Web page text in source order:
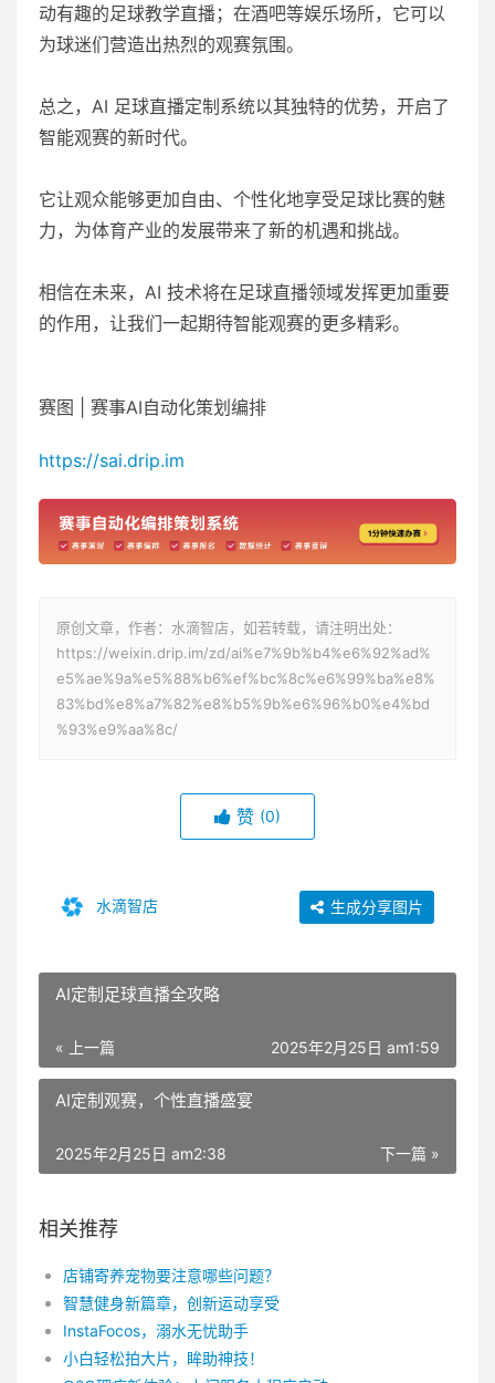
动有趣的足球教学直播；在酒吧等娱乐场所，它可以
为球迷们营造出热烈的观赛氛围。
总之，AI 足球直播定制系统以其独特的优势，开启了
智能观赛的新时代。
它让观众能够更加自由、个性化地享受足球比赛的魅
力，为体育产业的发展带来了新的机遇和挑战。
相信在未来，AI 技术将在足球直播领域发挥更加重要
的作用，让我们一起期待智能观赛的更多精彩。
赛图 | 赛事AI自动化策划编排
https://sai.drip.im
原创文章，作者：水滴智店，如若转载，请注明出处：
https://weixin.drip.im/zd/ai%e7%9b%b4%e6%92%ad%
e5%ae%9a%e5%88%b6%ef%bc%8c%e6%99%ba%e8%
83%bd%e8%a7%82%e8%b5%9b%e6%96%b0%e4%bd
%93%e9%aa%8c/
赞 (0)
水滴智店 生成分享图片
AI定制足球直播全攻略
« 上一篇 2025年2月25日 am1:59
AI定制观赛，个性直播盛宴
下一篇 »
2025年2月25日 am2:38
相关推荐
店铺寄养宠物要注意哪些问题？
智慧健身新篇章，创新运动享受
InstaFocos，溺水无忧助手
小白轻松拍大片，眸助神技！